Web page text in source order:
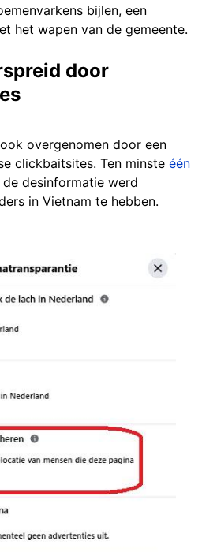
bijlen, een
het wapen van de gemeente.
door
overgenomen door een
clickbaitsites. Ten minste één
desinformatie werd
in Vietnam te hebben.